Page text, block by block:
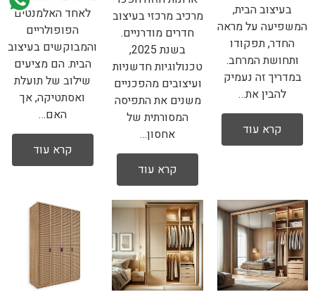
בעיצוב הבית,
המשפיעה על מראה
החדר, תפקודו
ותחושת המרחב.
במדריך זה נעמיק
להבין את…
קרא עוד
מרכיב מרכזי בעיצוב
חדרים מודרניים.
בשנת 2025,
טכנולוגיות חדשניות
ועיצובים מהפכניים
משנים את התפיסה
המסורתית של
אחסון…
קרא עוד
לאחד האלמנטים
הפופולריים
והמבוקשים בעיצוב
הבית. הם מציעים
שילוב של תועלת
ואסתטיקה, אך
האם…
קרא עוד